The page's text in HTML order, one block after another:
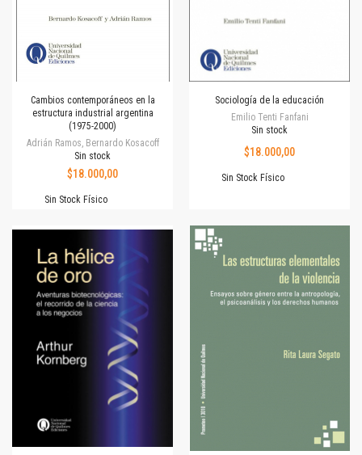
Cambios contemporáneos en la
estructura industrial argentina
(1975-2000)
Adrián Ramos, Bernardo Kosacoff
Sin stock
$18.000,00
Sin Stock Físico
Sociología de la educación
Emilio Tenti Fanfani
Sin stock
$18.000,00
Sin Stock Físico